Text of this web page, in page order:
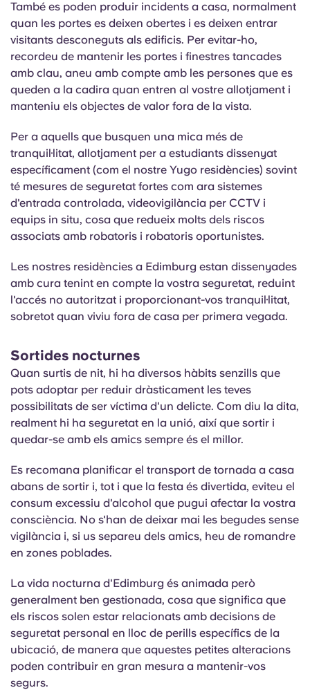
També es poden produir incidents a casa, normalment
quan les portes es deixen obertes i es deixen entrar
visitants desconeguts als edificis. Per evitar-ho,
recordeu de mantenir les portes i finestres tancades
amb clau, aneu amb compte amb les persones que es
queden a la cadira quan entren al vostre allotjament i
manteniu els objectes de valor fora de la vista.
Per a aquells que busquen una mica més de
tranquil·litat, allotjament per a estudiants dissenyat
específicament (com el nostre Yugo residències) sovint
té mesures de seguretat fortes com ara sistemes
d'entrada controlada, videovigilància per CCTV i
equips in situ, cosa que redueix molts dels riscos
associats amb robatoris i robatoris oportunistes.
Les nostres residències a Edimburg estan dissenyades
amb cura tenint en compte la vostra seguretat, reduint
l'accés no autoritzat i proporcionant-vos tranquil·litat,
sobretot quan viviu fora de casa per primera vegada.
Sortides nocturnes
Quan surtis de nit, hi ha diversos hàbits senzills que
pots adoptar per reduir dràsticament les teves
possibilitats de ser víctima d'un delicte. Com diu la dita,
realment hi ha seguretat en la unió, així que sortir i
quedar-se amb els amics sempre és el millor.
Es recomana planificar el transport de tornada a casa
abans de sortir i, tot i que la festa és divertida, eviteu el
consum excessiu d'alcohol que pugui afectar la vostra
consciència. No s'han de deixar mai les begudes sense
vigilància i, si us separeu dels amics, heu de romandre
en zones poblades.
La vida nocturna d'Edimburg és animada però
generalment ben gestionada, cosa que significa que
els riscos solen estar relacionats amb decisions de
seguretat personal en lloc de perills específics de la
ubicació, de manera que aquestes petites alteracions
poden contribuir en gran mesura a mantenir-vos
segurs.